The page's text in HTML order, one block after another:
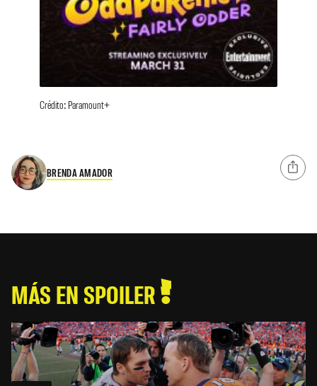
Crédito: Paramount+
BRENDA AMADOR
MÁS EN SPOILER